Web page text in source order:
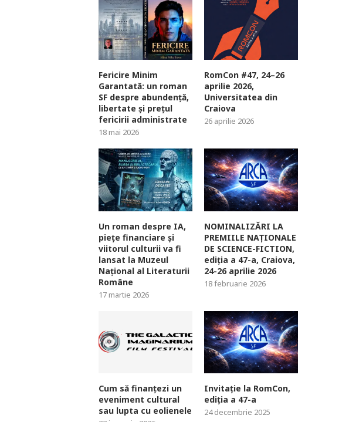
Fericire Minim
Garantată: un roman
SF despre abundență,
libertate și prețul
fericirii administrate
18 mai 2026
RomCon #47, 24–26
aprilie 2026,
Universitatea din
Craiova
26 aprilie 2026
Un roman despre IA,
piețe financiare și
viitorul culturii va fi
lansat la Muzeul
Național al Literaturii
Române
17 martie 2026
NOMINALIZĂRI LA
PREMIILE NAȚIONALE
DE SCIENCE-FICTION,
ediția a 47-a, Craiova,
24-26 aprilie 2026
18 februarie 2026
Cum să finanțezi un
eveniment cultural
sau lupta cu eolienele
Invitație la RomCon,
ediția a 47-a
24 decembrie 2025